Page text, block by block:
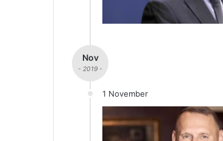
Nov
- 2019 -
1 November